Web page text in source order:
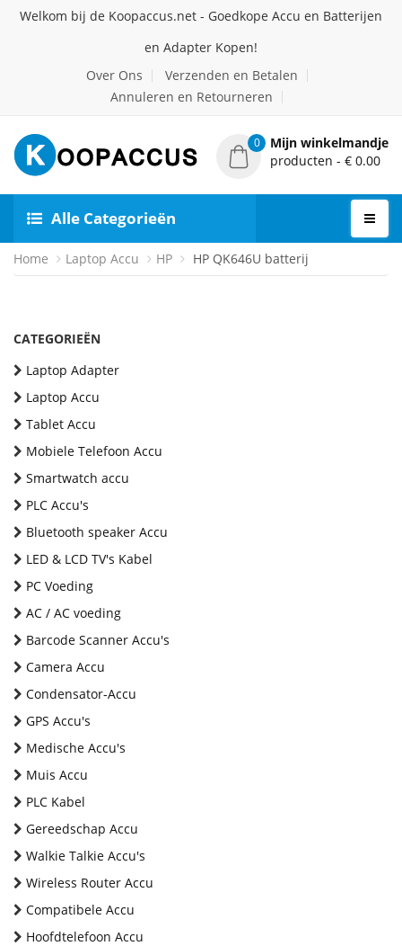
Welkom bij de Koopaccus.net - Goedkope Accu en Batterijen
en Adapter Kopen!
Over Ons
Verzenden en Betalen
Annuleren en Retourneren
0
Mijn winkelmandje
producten - € 0.00
Alle Categorieën
Home Laptop Accu HP HP QK646U batterij
CATEGORIEËN
Laptop Adapter
Laptop Accu
Tablet Accu
Mobiele Telefoon Accu
Smartwatch accu
PLC Accu's
Bluetooth speaker Accu
LED & LCD TV's Kabel
PC Voeding
AC / AC voeding
Barcode Scanner Accu's
Camera Accu
Condensator-Accu
GPS Accu's
Medische Accu's
Muis Accu
PLC Kabel
Gereedschap Accu
Walkie Talkie Accu's
Wireless Router Accu
Compatibele Accu
Hoofdtelefoon Accu